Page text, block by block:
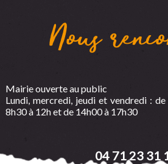
Nous
Mairie ouverte au public
Lundi, mercredi, jeudi et vendredi :
8h30 à 12h et de 14h00 à 17h30
04 71 23 31